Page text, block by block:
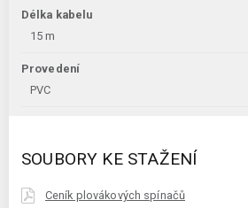
Délka kabelu
15 m
Provedení
PVC
SOUBORY KE STAŽENÍ
Ceník plovákových spínačů